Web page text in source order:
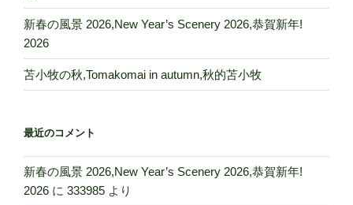
新春の風景 2026,New Year’s Scenery 2026,恭賀新年!
2026
苫小牧の秋,Tomakomai in autumn,秋的苫小牧
最近のコメント
新春の風景 2026,New Year’s Scenery 2026,恭賀新年!
2026 に 333985 より